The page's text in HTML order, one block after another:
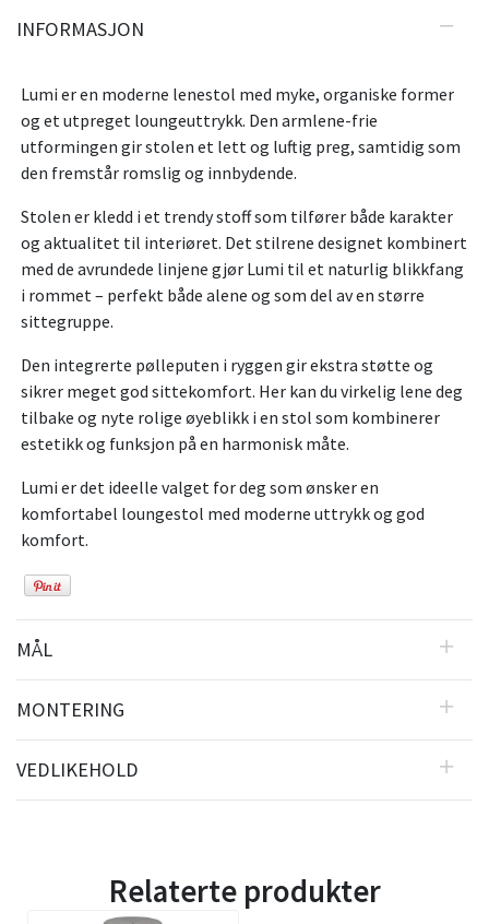
INFORMASJON
Lumi er en moderne lenestol med myke, organiske former
og et utpreget loungeuttrykk. Den armlene-frie
utformingen gir stolen et lett og luftig preg, samtidig som
den fremstår romslig og innbydende.
Stolen er kledd i et trendy stoff som tilfører både karakter
og aktualitet til interiøret. Det stilrene designet kombinert
med de avrundede linjene gjør Lumi til et naturlig blikkfang
i rommet – perfekt både alene og som del av en større
sittegruppe.
Den integrerte pølleputen i ryggen gir ekstra støtte og
sikrer meget god sittekomfort. Her kan du virkelig lene deg
tilbake og nyte rolige øyeblikk i en stol som kombinerer
estetikk og funksjon på en harmonisk måte.
Lumi er det ideelle valget for deg som ønsker en
komfortabel loungestol med moderne uttrykk og god
komfort.
MÅL
MONTERING
VEDLIKEHOLD
Relaterte produkter